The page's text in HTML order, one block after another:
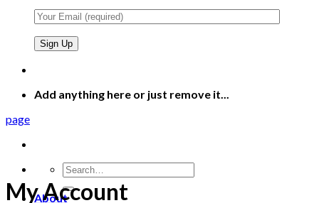
Add anything here or just remove it...
page
Search
for:
About
My Account